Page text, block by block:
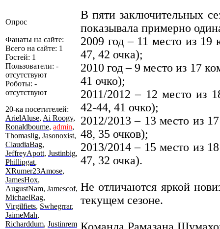
Опрос
Фанаты на сайте:
Всего на сайте: 1
Гостей: 1
Пользователи: -
отсутствуют
Роботы: -
отсутствуют
20-ка посетителей:
ArielAluse, Ai Roogy,
Ronaldboume, admin,
Thomaslig, Jasonoxist,
ClaudiaBag,
JeffreyApott, Justinbig,
Phillipgat,
XRumer23Amose,
JamesHox,
AugustNam, Jamescof,
MichaelRag,
Virgilfiets, Swhegrrar,
JaimeMah,
Richarddum, Justinrem
В пяти заключительных
показывала примерно
2009 год – 11 место из
47, 42 очка);
2010 год – 9 место из 17
41 очко);
2011/2012 – 12 место из
42-44, 41 очко);
2012/2013 – 13 место из
48, 35 очков);
2013/2014 – 15 место из
47, 32 очка).
Не отличаются яркой
текущем сезоне.